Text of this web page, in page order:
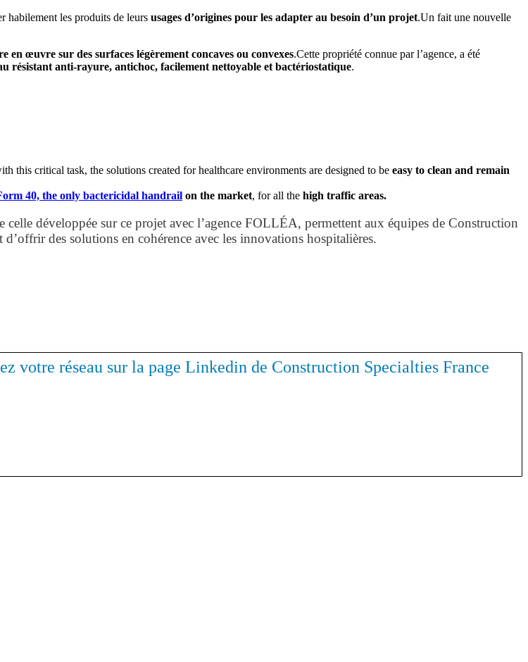
habilement les produits de leurs usages d’origines pour les adapter au besoin d’un projet.Un fait une nouvelle
œuvre sur des surfaces légèrement concaves ou convexes.Cette propriété connue par l’agence, a été
résistant anti-rayure, antichoc, facilement nettoyable et bactériostatique.
this critical task, the solutions created for healthcare environments are designed to be easy to clean and remain
40, the only bactericidal handrail on the market, for all the high traffic areas.
développée sur ce projet avec l’agence FOLLÉA, permettent aux équipes de Construction
des solutions en cohérence avec les innovations hospitalières.
votre réseau sur la page Linkedin de Construction Specialties France